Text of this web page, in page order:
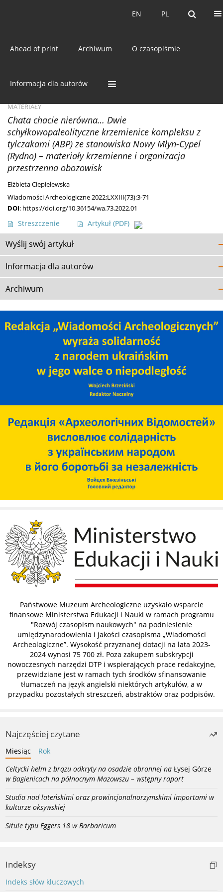
PL
EN PL
EN
Ahead of print Archiwum O czasopiśmie
Informacja dla autorów
Słowo kluczowe obiekty
MATERIAŁY
Chata chacie nierówna… Dwie
schyłkowopaleolityczne krzemienice kompleksu z
tylczakami (ABP) ze stanowiska Nowy Młyn-Cypel
(Rydno) – materiały krzemienne i organizacja
przestrzenna obozowisk
Elżbieta Ciepielewska
Wiadomości Archeologiczne 2022;LXXIII(73):3-71
DOI: https://doi.org/10.36154/wa.73.2022.01
Streszczenie Artykuł (PDF)
Wyślij swój artykuł
Informacja dla autorów
Archiwum
Państwowe Muzeum Archeologiczne uzyskało wsparcie
finansowe Ministerstwa Edukacji i Nauki w ramach programu
"Rozwój czasopism naukowych" na podniesienie
umiędzynarodowienia i jakości czasopisma „Wiadomości
Archeologiczne”. Wysokość przyznanej dotacji na lata 2023-
2024 wynosi 75 700 zł. Poza zakupem subskrypcji
nowoczesnych narzędzi DTP i wspierających prace redakcyjne,
przewidziane jest w ramach tych środków sfinansowanie
tłumaczeń na język angielski niektórych artykułów, a w
przypadku pozostałych streszczeń, abstraktów oraz podpisów.
Najczęściej czytane
Miesiąc
Rok
Celtycki hełm z brązu odkryty na osadzie obronnej na Łysej Górze
w Bagienicach na północnym Mazowszu – wstępny raport
Studia nad lateńskimi oraz prowincjonalnorzymskimi importami w
kulturze oksywskiej
Situle typu Eggers 18 w Barbaricum
Indeksy
Indeks słów kluczowych